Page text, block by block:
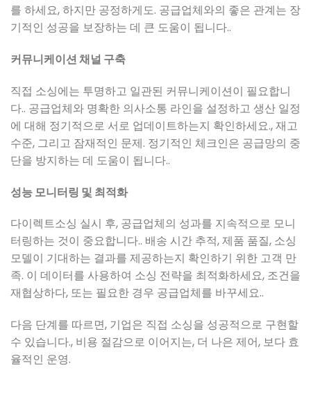
를 하세요, 하지만 공정하게도. 공급업체와의 좋은 관계는 장
기적인 성공을 보장하는 데 큰 도움이 됩니다..
커뮤니케이션 채널 구축
직접 소싱에는 투명하고 일관된 커뮤니케이션이 필요합니
다.. 공급업체와 명확한 의사소통 라인을 설정하고 생산 일정
에 대해 정기적으로 서로 업데이트하는지 확인하세요., 재고
수준, 그리고 잠재적인 문제. 정기적인 체크인은 공급망의 중
단을 방지하는 데 도움이 됩니다..
성능 모니터링 및 최적화
다이렉트소싱 실시 후, 공급업체의 성과를 지속적으로 모니
터링하는 것이 중요합니다.. 배송 시간 추적, 제품 품질, 소싱
모델이 기대하는 결과를 제공하는지 확인하기 위한 고객 만
족. 이 데이터를 사용하여 소싱 전략을 최적화하세요, 조건을
재협상하다, 또는 필요한 경우 공급업체를 바꾸세요..
다음 단계를 따르면, 기업은 직접 소싱을 성공적으로 구현할
수 있습니다., 비용 절감으로 이어지는, 더 나은 제어, 보다 효
율적인 운영.